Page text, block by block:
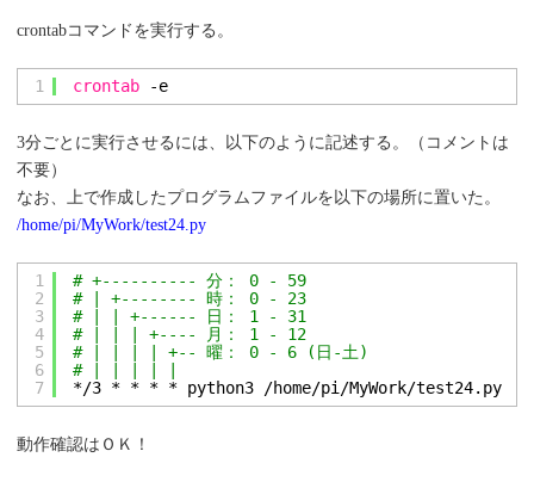
crontabコマンドを実行する。
1 crontab -e
3分ごとに実行させるには、以下のように記述する。（コメントは
不要）
なお、上で作成したプログラムファイルを以下の場所に置いた。
/home/pi/MyWork/test24.py
1
2
3
4
5
6
7
# +---------- 分： 0 - 59
# | +-------- 時： 0 - 23
# | | +------ 日： 1 - 31
# | | | +---- 月： 1 - 12
# | | | | +-- 曜： 0 - 6 (日-土)
# | | | | |
*/3 * * * * python3 /home/pi/MyWork/test24.py
動作確認はＯＫ！